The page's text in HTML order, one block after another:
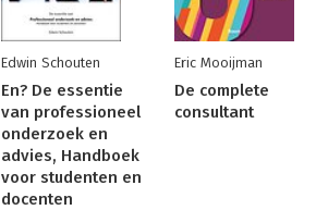
Edwin Schouten
En? De essentie
van professioneel
onderzoek en
advies, Handboek
voor studenten en
docenten
Eric Mooijman
De complete
consultant